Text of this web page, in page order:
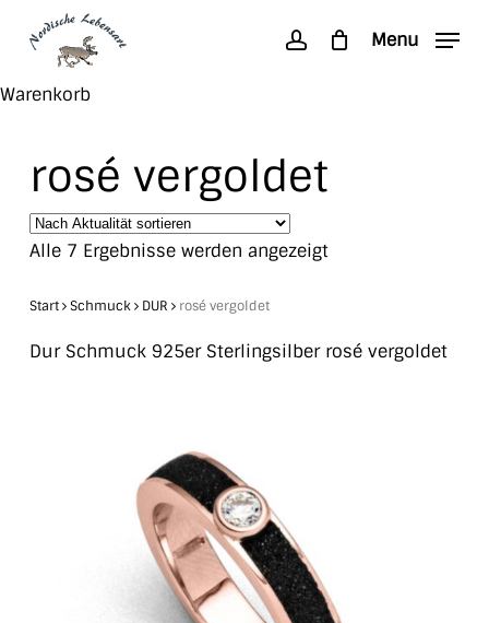
content
accountMenu
WarenkorbClose
rosé vergoldet
Alle 7 Ergebnisse werden angezeigtNach
Start Schmuck DUR rosé vergoldet
Dur Schmuck 925er Sterlingsilber rosé vergoldet